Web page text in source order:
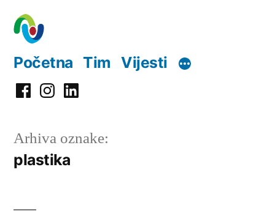
Preskoči
sadržaj
Početna Tim Vijesti
FacebookInstagramLinkedIn
Arhiva oznake:
plastika